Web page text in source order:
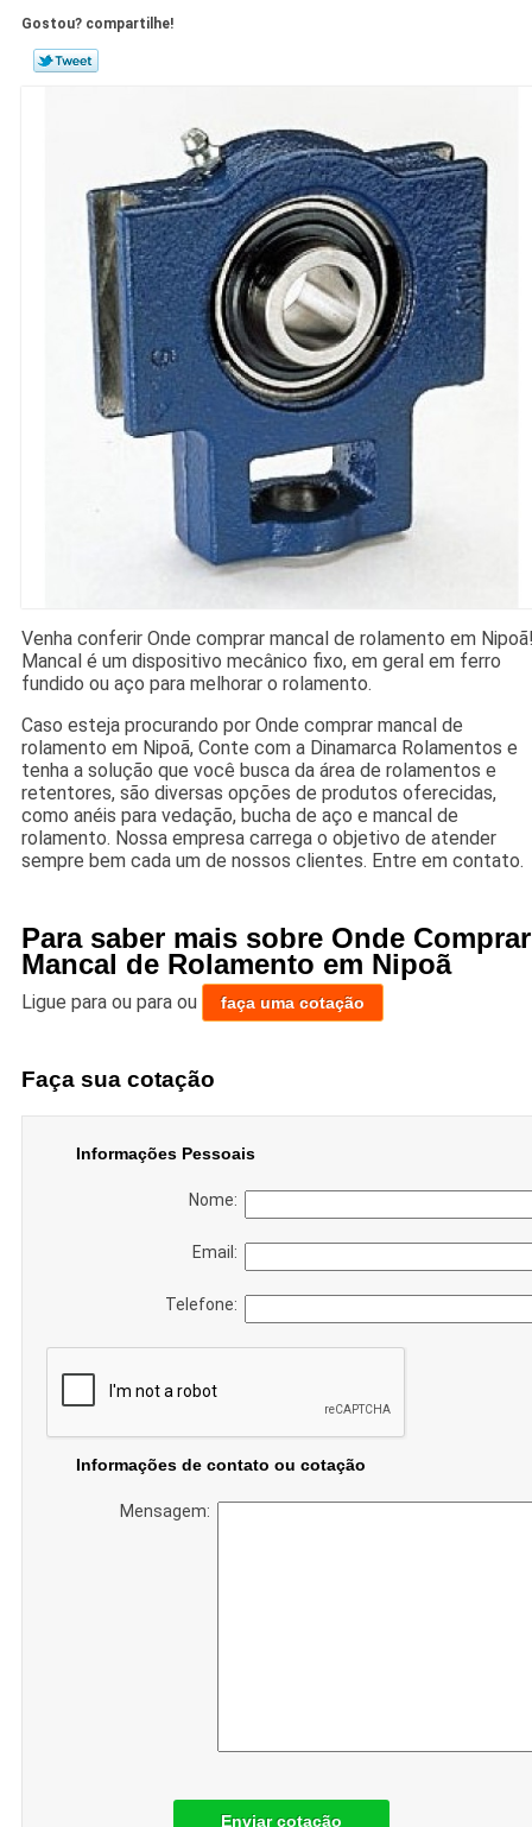
Gostou? compartilhe!
Venha conferir Onde comprar mancal de rolamento em
Mancal é um dispositivo mecânico fixo, em geral em ferro
fundido ou aço para melhorar o rolamento.
Caso esteja procurando por Onde comprar mancal de
rolamento em Nipoã, Conte com a Dinamarca Rolamentos e
tenha a solução que você busca da área de rolamentos e
retentores, são diversas opções de produtos oferecidas,
como anéis para vedação, bucha de aço e mancal de
rolamento. Nossa empresa carrega o objetivo de atender
sempre bem cada um de nossos clientes. Entre em contato.
Para saber mais sobre Onde Comprar
Mancal de Rolamento em Nipoã
Ligue para ou para ou faça uma cotação
Faça sua cotação
Informações Pessoais
Nome:
Email:
Telefone:
Informações de contato ou cotação
Mensagem:
Enviar cotação